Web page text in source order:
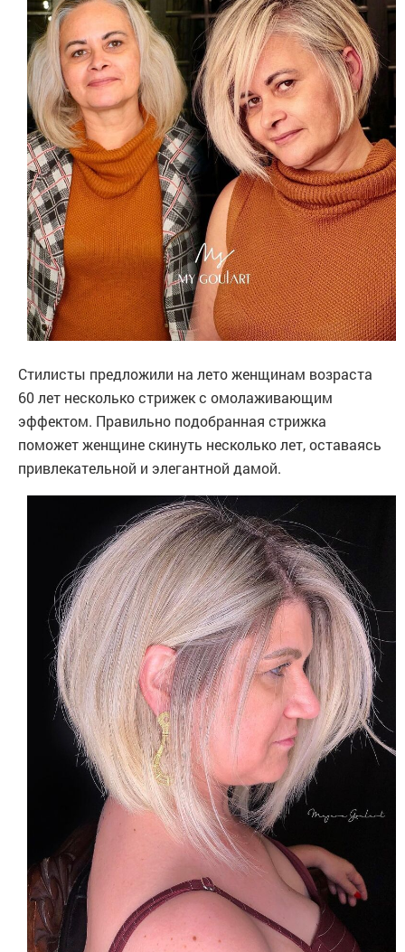
Стилисты предложили на лето женщинам возраста
60 лет несколько стрижек с омолаживающим
эффектом. Правильно подобранная стрижка
поможет женщине скинуть несколько лет, оставаясь
привлекательной и элегантной дамой.